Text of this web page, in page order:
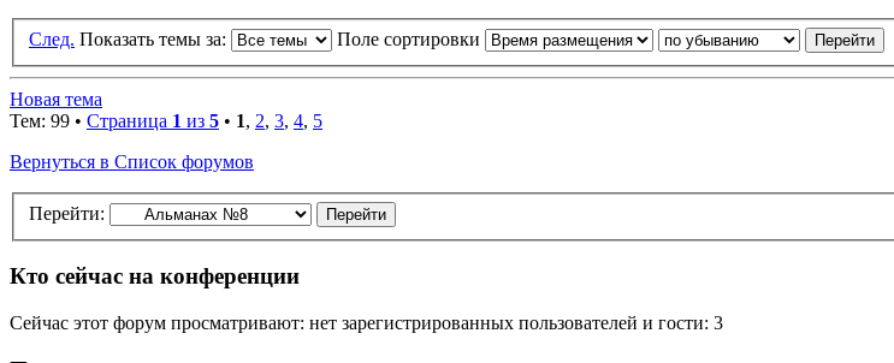
След. Показать темы за: Поле сортировки
Новая тема
Тем: 99 • Страница 1 из 5 • 1, 2, 3, 4, 5
Вернуться в Список форумов
Перейти:
Кто сейчас на конференции
Сейчас этот форум просматривают: нет зарегистрированных пользователей и гости: 3